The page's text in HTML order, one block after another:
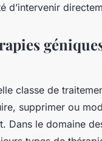
d’intervenir
classe de
supprimer ou
Dans le domaine